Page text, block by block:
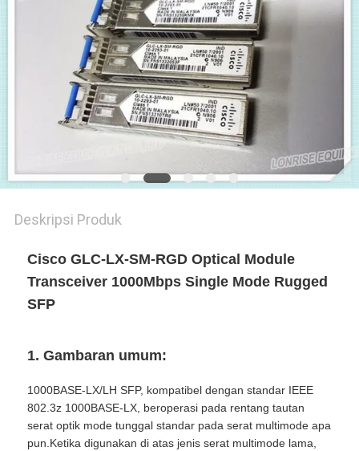
Deskripsi Produk
Cisco GLC-LX-SM-RGD Optical Module
Transceiver 1000Mbps Single Mode Rugged
SFP
1. Gambaran umum:
1000BASE-LX/LH SFP, kompatibel dengan standar IEEE
802.3z 1000BASE-LX, beroperasi pada rentang tautan
serat optik mode tunggal standar pada serat multimode apa
pun.Ketika digunakan di atas jenis serat multimode lama,